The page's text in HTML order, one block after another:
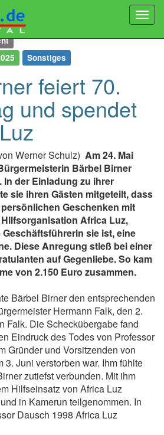
Sonstiges
feiert 70.
und spendet
Werner Schulz)Am 24. Mai
Bärbel Birner
In der Einladung zu ihrer
sie ihren Gästen mitgeteilt, dass
Geschenken mit
Africa Luz,
sie ist, eine
Diese Anregung stieß bei einer
auf Gegenliebe. So kam
von 2.150 Euro zusammen.
Bärbel Birner den entsprechenden
Hermann Falk, den 2.
Falk. Die Scheckübergabe fand
Eindruck des Todes von Professor
Gründer und Vorsitzenden von
3. Juni verstorben war. Ihm fühlte
zutiefst verbunden. Mit ihm
Hilfseinsatz von Africa Luz
in Kamerun teilgenommen. In
Dausch 1998 Africa Luz